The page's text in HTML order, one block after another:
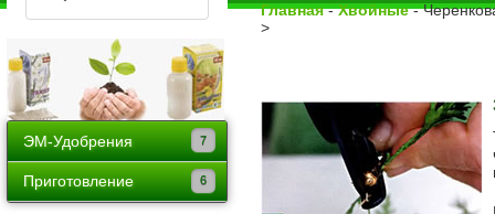
ЭМ-Удобрения
Байкал ЭМ-1
Приготовление
Главная-Хвойные-
>